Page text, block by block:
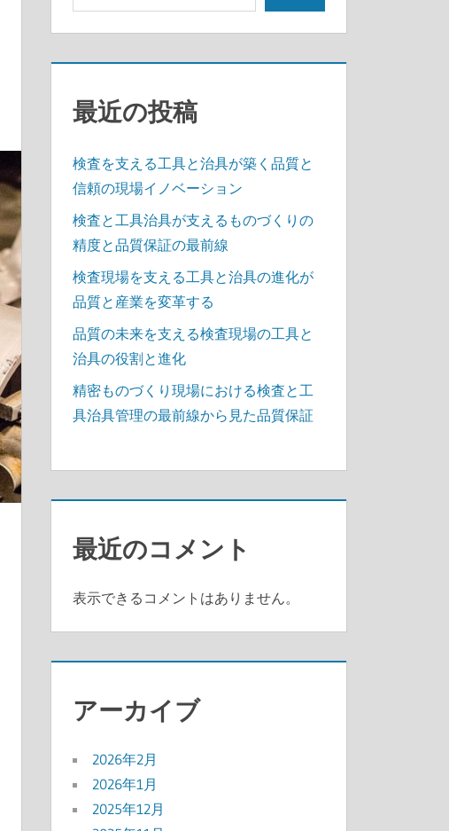
最近の投稿
検査を支える工具と治具が築く品質と
信頼の現場イノベーション
検査と工具治具が支えるものづくりの
精度と品質保証の最前線
検査現場を支える工具と治具の進化が
品質と産業を変革する
品質の未来を支える検査現場の工具と
治具の役割と進化
精密ものづくり現場における検査と工
具治具管理の最前線から見た品質保証
最近のコメント
表示できるコメントはありません。
アーカイブ
2026年2月
2026年1月
2025年12月